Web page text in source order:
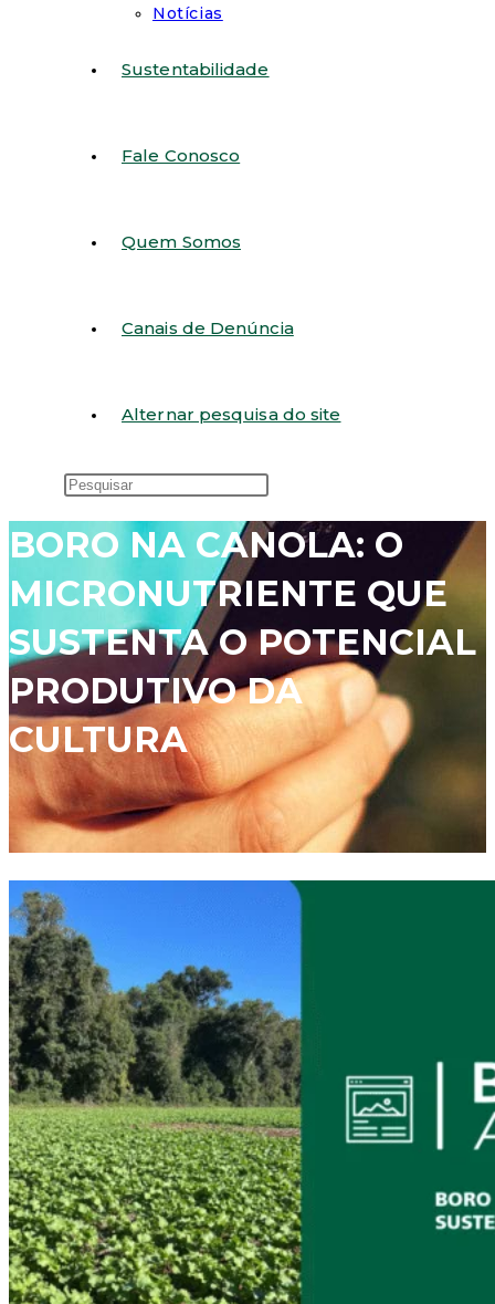
Notícias
Sustentabilidade
Fale Conosco
Quem Somos
Canais de Denúncia
Alternar pesquisa do site
BORO NA CANOLA: O
MICRONUTRIENTE QUE
SUSTENTA O POTENCIAL
PRODUTIVO DA
CULTURA